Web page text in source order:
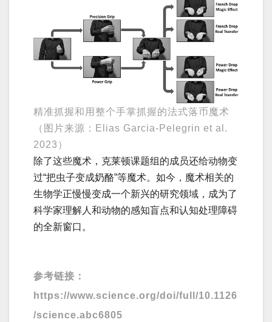
精准抓握和用整个手掌抓握的法式落币魔术
（图片来源：Elias Garcia-Pelegrin et al.
2023）
除了这些魔术，克莱顿课题组的成员还给动物变
过“把虫子变成奶酪”等魔术。如今，魔术相关的
生物学正慢慢变成一个新兴的研究领域，成为了
科学家理解人和动物的感知盲点和认知处理障碍
的全新窗口。
参考链接：
https://www.science.org/doi/full/10.1126
/science.abc6805